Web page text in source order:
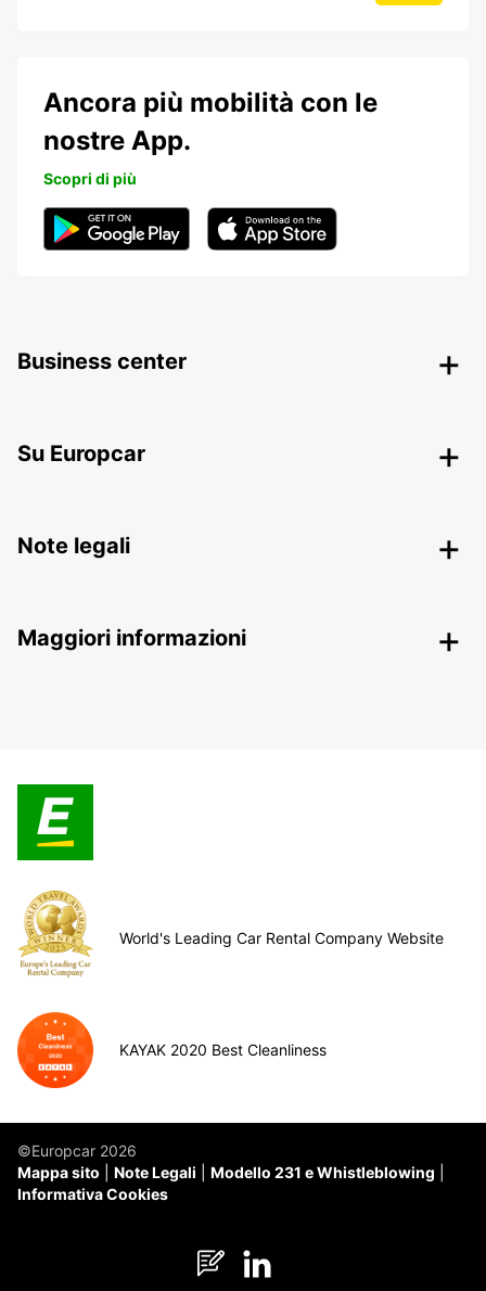
Ancora più mobilità con le
nostre App.
Scopri di più
Business center
Su Europcar
Note legali
Maggiori informazioni
World's Leading Car Rental Company Website
KAYAK 2020 Best Cleanliness
©Europcar 2026
Mappa sito
Note Legali
Modello 231 e Whistleblowing
Informativa Cookies